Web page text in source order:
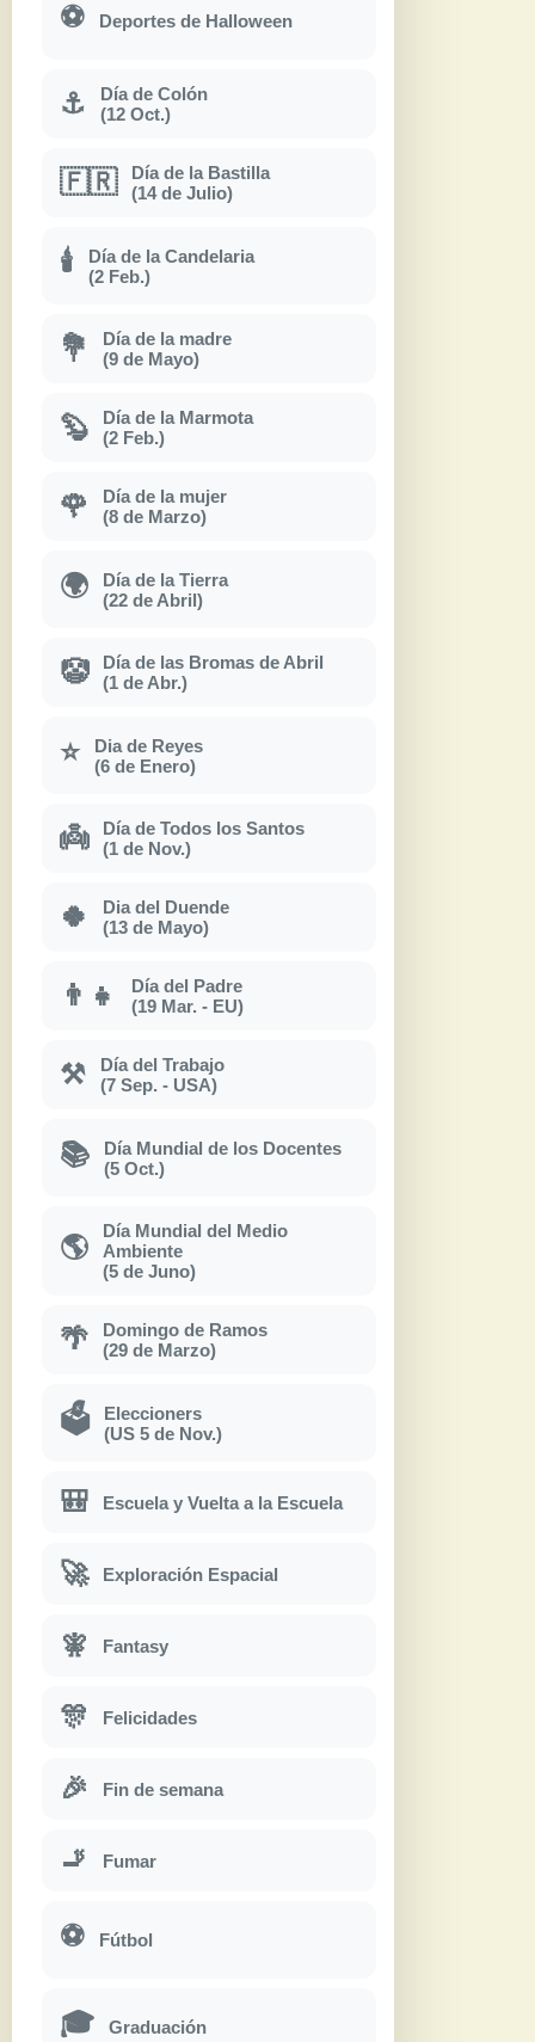
⚽ Deportes de Halloween
⚓
Día de Colón
(12 Oct.)
🇫🇷
Día de la Bastilla
(14 de Julio)
🕯
Día de la Candelaria
(2 Feb.)
💐
Día de la madre
(9 de Mayo)
🦫
Día de la Marmota
(2 Feb.)
🌹
Día de la mujer
(8 de Marzo)
🌍
Día de la Tierra
(22 de Abril)
🤡
Día de las Bromas de Abril
(1 de Abr.)
⭐
Dia de Reyes
(6 de Enero)
👼
Día de Todos los Santos
(1 de Nov.)
🍀
Dia del Duende
(13 de Mayo)
👨‍👧
Día del Padre
(19 Mar. - EU)
⚒
Día del Trabajo
(7 Sep. - USA)
📚
Día Mundial de los Docentes
(5 Oct.)
🌎
Día Mundial del Medio
Ambiente
(5 de Juno)
🌴
Domingo de Ramos
(29 de Marzo)
🗳
Eleccioners
(US 5 de Nov.)
🎒 Escuela y Vuelta a la Escuela
🚀 Exploración Espacial
🧚 Fantasy
🎊 Felicidades
🎉 Fin de semana
🚬 Fumar
⚽ Fútbol
🎓 Graduación